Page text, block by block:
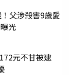
父涉殺害9歲愛
光
元不甘被逮